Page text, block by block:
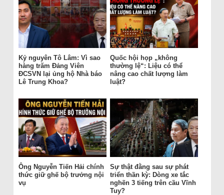
Kỷ nguyên Tô Lâm: Vì sao
hàng trăm Đảng Viên
ĐCSVN lại ủng hộ Nhà báo
Lê Trung Khoa?
Quốc hội họp „không
thường lệ“: Liệu có thể
nâng cao chất lượng làm
luật?
Ông Nguyễn Tiến Hải chính
thức giữ ghế bộ trưởng nội
vụ
Sự thật đằng sau sự phát
triển thần kỳ: Dòng xe tắc
nghẽn 3 tiếng trên cầu Vĩnh
Tuy?